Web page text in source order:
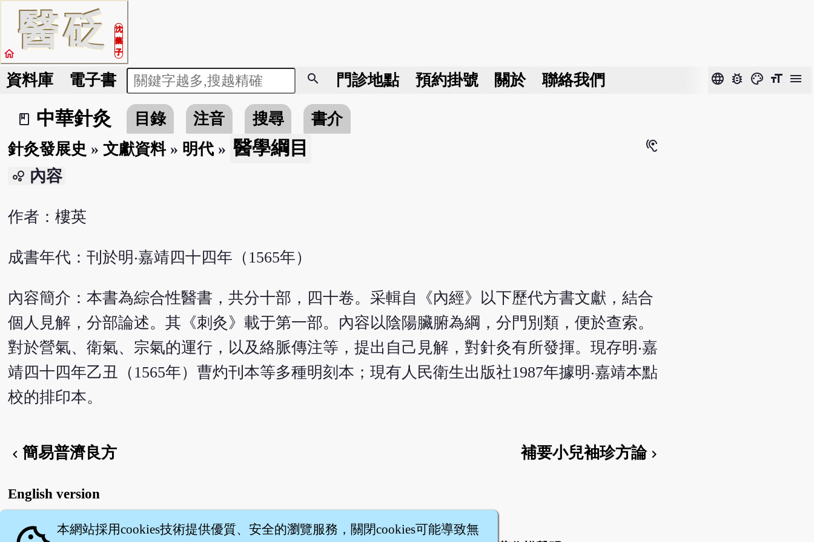
醫砭
沈
藥
子
home
資料庫 電子書 search 門診地點 預約掛號 關於 聯絡我們 language bug_report color_lens format_size menu
book_2
中華針灸 目錄 注音 搜尋
書介
針灸發展史 » 文獻資料» 明代» 醫學綱目 hearing
bubble_chart 內容
作者：樓英
成書年代：刊於明‧嘉靖四十四年（1565年）
內容簡介：本書為綜合性醫書，共分十部，四十卷。采輯自《內經》以下歷代方書文獻，結合
個人見解，分部論述。其《刺灸》載于第一部。內容以陰陽臟腑為綱，分門別類，便於查索。
對於營氣、衛氣、宗氣的運行，以及絡脈傳注等，提出自己見解，對針灸有所發揮。現存明‧嘉
靖四十四年乙丑（1565年）曹灼刊本等多種明刻本；現有人民衛生出版社1987年據明‧嘉靖本點
校的排印本。
chevron_left 簡易普濟良方 補要小兒袖珍方論chevron_right
English version
本網站採用cookies技術提供優質、安全的瀏覽服務，關閉cookies可能導致無